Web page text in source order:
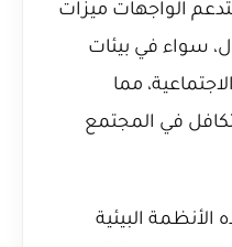
الواجهات ميزات
سواء في بيئات
مما
في المجتمع
الأنظمة البيئية